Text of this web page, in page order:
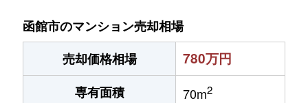
函館市のマンション売却相場
売却価格相場
780万円
専有面積 70m2